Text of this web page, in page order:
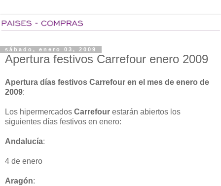
sábado, enero 03, 2009
Apertura festivos Carrefour enero 2009
Apertura días festivos Carrefour en el mes de enero de
2009:
Los hipermercados Carrefour estarán abiertos los
siguientes días festivos en enero:
Andalucía:
4 de enero
Aragón: